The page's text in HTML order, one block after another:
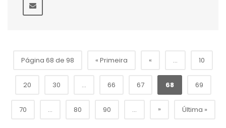
Página 68 de 98 « Primeira « ... 10
20 30 ... 66 67 68 69
70 ... 80 90 ... » Última »